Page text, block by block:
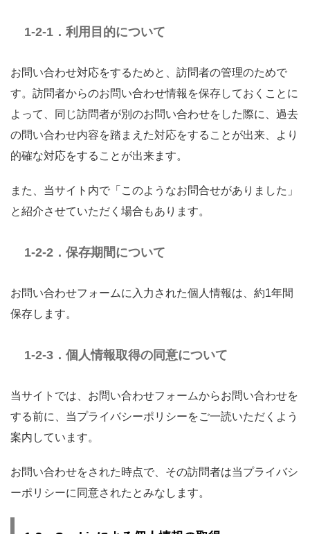
1-2-1．利用目的について
お問い合わせ対応をするためと、訪問者の管理のためで
す。訪問者からのお問い合わせ情報を保存しておくことに
よって、同じ訪問者が別のお問い合わせをした際に、過去
の問い合わせ内容を踏まえた対応をすることが出来、より
的確な対応をすることが出来ます。
また、当サイト内で「このようなお問合せがありました」
と紹介させていただく場合もあります。
1-2-2．保存期間について
お問い合わせフォームに入力された個人情報は、約1年間
保存します。
1-2-3．個人情報取得の同意について
当サイトでは、お問い合わせフォームからお問い合わせを
する前に、当プライバシーポリシーをご一読いただくよう
案内しています。
お問い合わせをされた時点で、その訪問者は当プライバシ
ーポリシーに同意されたとみなします。